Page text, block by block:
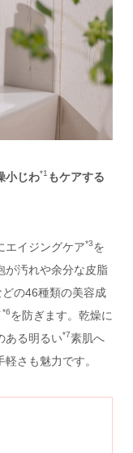
小じわ*1 もケアする
エイジングケア*3を
が汚れや余分な皮脂
どの46種類の美容成
*6を防ぎます。乾燥に
ある明るい*7素肌へ
さも魅力です。